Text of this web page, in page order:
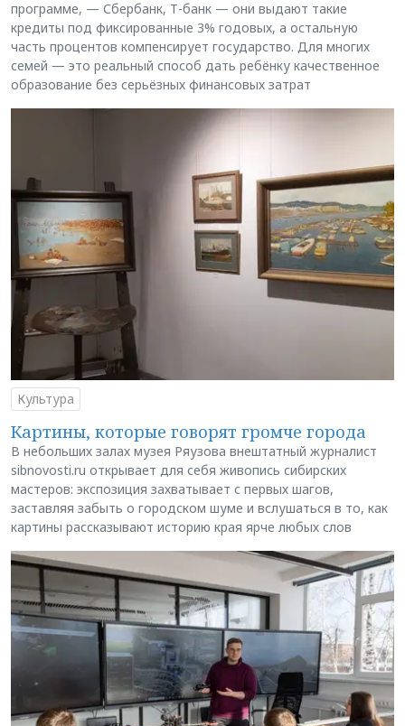
программе, — Сбербанк, Т-банк — они выдают такие
кредиты под фиксированные 3% годовых, а остальную
часть процентов компенсирует государство. Для многих
семей — это реальный способ дать ребёнку качественное
образование без серьёзных финансовых затрат
Культура
Картины, которые говорят громче города
В небольших залах музея Ряузова внештатный журналист
sibnovosti.ru открывает для себя живопись сибирских
мастеров: экспозиция захватывает с первых шагов,
заставляя забыть о городском шуме и вслушаться в то, как
картины рассказывают историю края ярче любых слов